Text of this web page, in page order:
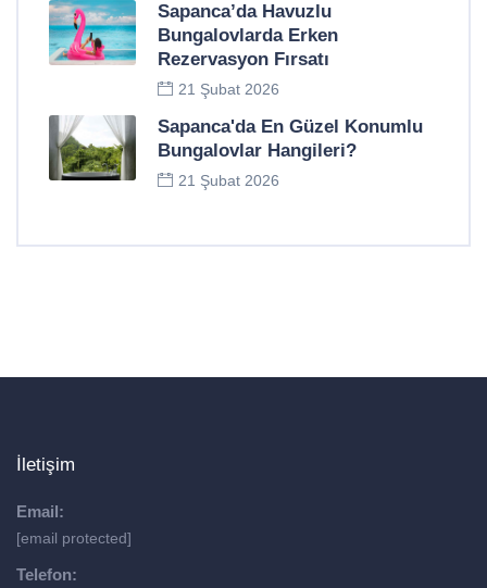
Sapanca’da Havuzlu
Bungalovlarda Erken
Rezervasyon Fırsatı
21 Şubat 2026
Sapanca'da En Güzel Konumlu
Bungalovlar Hangileri?
21 Şubat 2026
İletişim
Email:
[email protected]
Telefon: